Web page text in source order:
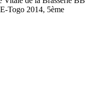
Togo 2014, 5ème